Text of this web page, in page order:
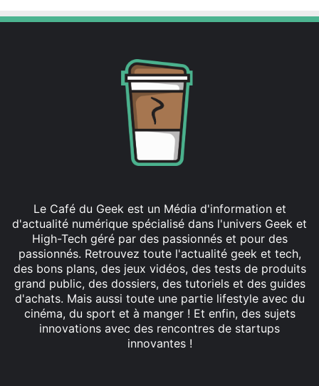
Le Café du Geek est un Média d'information et
d'actualité numérique spécialisé dans l'univers Geek et
High-Tech géré par des passionnés et pour des
passionnés. Retrouvez toute l'actualité geek et tech,
des bons plans, des jeux vidéos, des tests de produits
grand public, des dossiers, des tutoriels et des guides
d'achats. Mais aussi toute une partie lifestyle avec du
cinéma, du sport et à manger ! Et enfin, des sujets
innovations avec des rencontres de startups
innovantes !